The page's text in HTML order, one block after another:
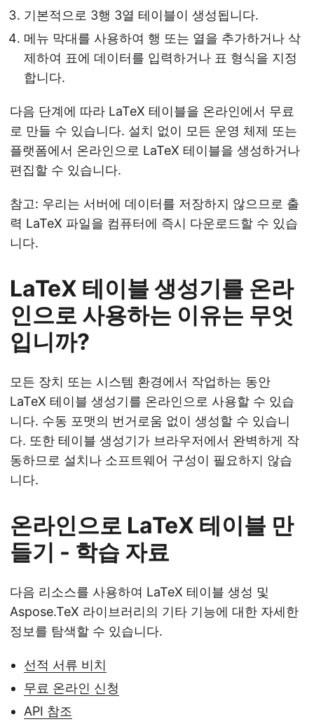
기본적으로 3행 3열 테이블이 생성됩니다.
메뉴 막대를 사용하여 행 또는 열을 추가하거나 삭
제하여 표에 데이터를 입력하거나 표 형식을 지정
합니다.
다음 단계에 따라 LaTeX 테이블을 온라인에서 무료
로 만들 수 있습니다. 설치 없이 모든 운영 체제 또는
플랫폼에서 온라인으로 LaTeX 테이블을 생성하거나
편집할 수 있습니다.
참고: 우리는 서버에 데이터를 저장하지 않으므로 출
력 LaTeX 파일을 컴퓨터에 즉시 다운로드할 수 있습
니다.
LaTeX 테이블 생성기를 온라
인으로 사용하는 이유는 무엇
입니까?
모든 장치 또는 시스템 환경에서 작업하는 동안
LaTeX 테이블 생성기를 온라인으로 사용할 수 있습
니다. 수동 포맷의 번거로움 없이 생성할 수 있습니
다. 또한 테이블 생성기가 브라우저에서 완벽하게 작
동하므로 설치나 소프트웨어 구성이 필요하지 않습
니다.
온라인으로 LaTeX 테이블 만
들기 - 학습 자료
다음 리소스를 사용하여 LaTeX 테이블 생성 및
Aspose.TeX 라이브러리의 기타 기능에 대한 자세한
정보를 탐색할 수 있습니다.
선적 서류 비치
무료 온라인 신청
API 참조